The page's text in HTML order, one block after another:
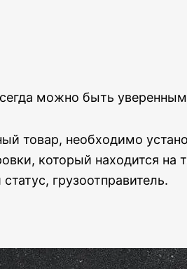
можно быть
товар, необходимо
который находится
грузоотправитель.